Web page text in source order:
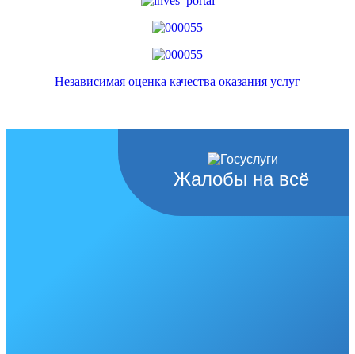
Независимая оценка качества оказания услуг
Жалобы на всё